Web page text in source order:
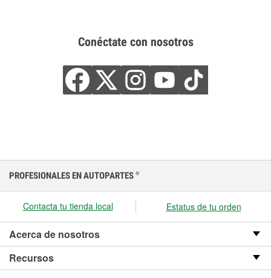
Conéctate con nosotros
PROFESIONALES EN AUTOPARTES ®
Contacta tu tienda local Estatus de tu orden
Acerca de nosotros
Recursos